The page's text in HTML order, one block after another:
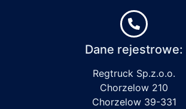
Dane rejestrowe:
Regtruck Sp.z.o.o.
Chorzelow 210
Chorzelow 39-331